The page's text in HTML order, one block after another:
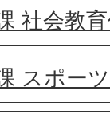
社会教
スポー